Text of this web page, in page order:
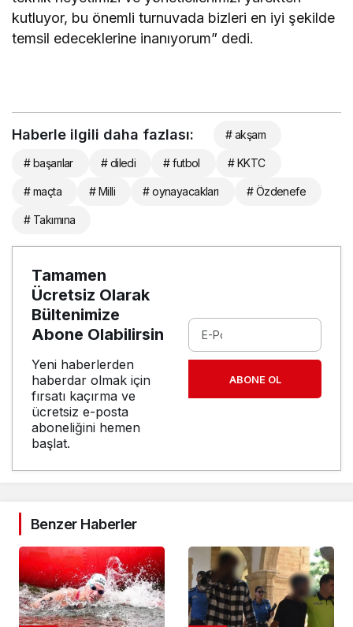
kutluyor, bu önemli turnuvada bizleri en iyi şekilde
temsil edeceklerine inanıyorum” dedi.
Haberle ilgili daha fazlası: # akşam
# başarılar # diledi # futbol # KKTC
# maçta # Milli # oynayacakları # Özdenefe
# Takımına
Tamamen
Ücretsiz Olarak
Bültenimize
Abone Olabilirsin
Yeni haberlerden
haberdar olmak için
fırsatı kaçırma ve
ücretsiz e-posta
aboneliğini hemen
başlat.
ABONE OL
Benzer Haberler